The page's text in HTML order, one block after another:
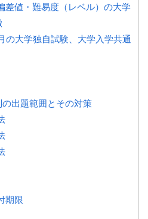
差値・難易度（レベル）の大学
の大学独自試験、大学入学共通
出題範囲とその対策
期限